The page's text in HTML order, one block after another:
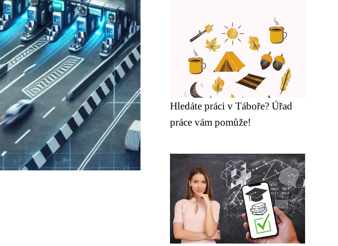
Hledáte práci v Táboře? Úřad
práce vám pomůže!